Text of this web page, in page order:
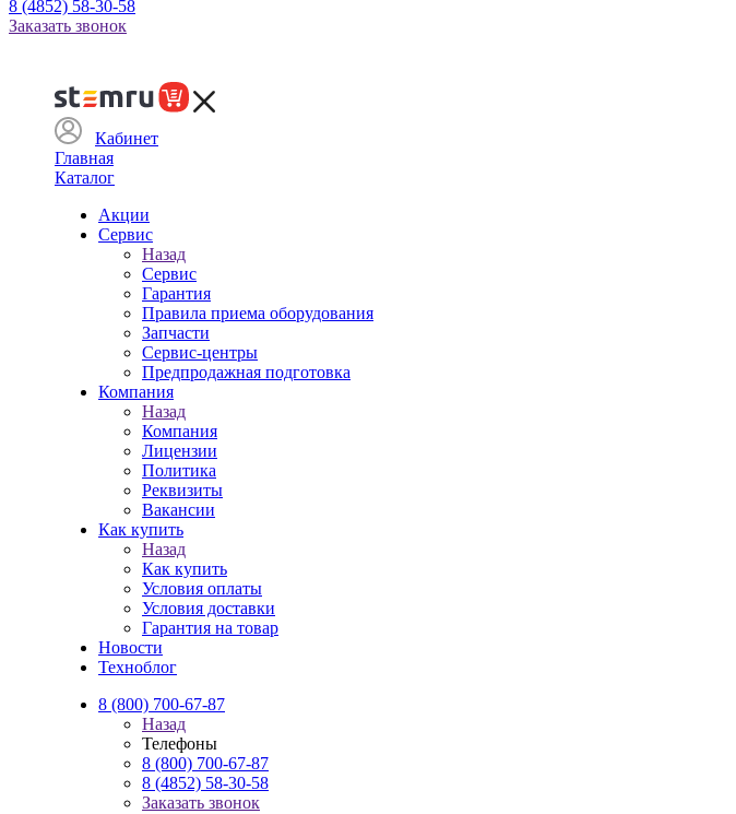
8 (4852) 58-30-58
Заказать звонок
Кабинет
Главная
Каталог
Акции
Сервис
Назад
Сервис
Гарантия
Правила приема оборудования
Запчасти
Сервис-центры
Предпродажная подготовка
Компания
Назад
Компания
Лицензии
Политика
Реквизиты
Вакансии
Как купить
Назад
Как купить
Условия оплаты
Условия доставки
Гарантия на товар
Новости
Техноблог
8 (800) 700-67-87
Назад
Телефоны
8 (800) 700-67-87
8 (4852) 58-30-58
Заказать звонок